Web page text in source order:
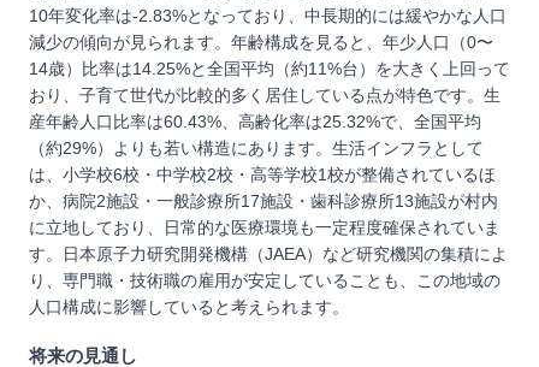
10年変化率は-2.83%となっており、中長期的には緩やかな人口
減少の傾向が見られます。年齢構成を見ると、年少人口（0〜
14歳）比率は14.25%と全国平均（約11%台）を大きく上回って
おり、子育て世代が比較的多く居住している点が特色です。生
産年齢人口比率は60.43%、高齢化率は25.32%で、全国平均
（約29%）よりも若い構造にあります。生活インフラとして
は、小学校6校・中学校2校・高等学校1校が整備されているほ
か、病院2施設・一般診療所17施設・歯科診療所13施設が村内
に立地しており、日常的な医療環境も一定程度確保されていま
す。日本原子力研究開発機構（JAEA）など研究機関の集積によ
り、専門職・技術職の雇用が安定していることも、この地域の
人口構成に影響していると考えられます。
将来の見通し